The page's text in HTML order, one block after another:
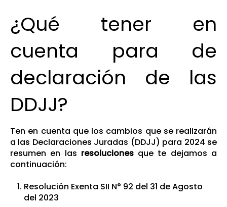
¿Qué tener en
cuenta para de
declaración de las
DDJJ?
Ten en cuenta que los cambios que se realizarán
a las Declaraciones Juradas (DDJJ) para 2024 se
resumen en las resolucionesque te dejamos a
continuación:
Resolución Exenta SII N° 92 del 31 de Agosto
del 2023